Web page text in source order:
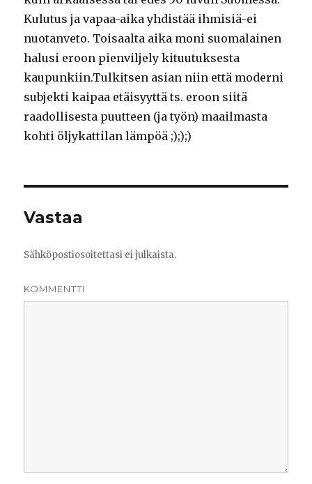
Kulutus ja vapaa-aika yhdistää ihmisiä-ei
nuotanveto. Toisaalta aika moni suomalainen
halusi eroon pienviljely kituutuksesta
kaupunkiin.Tulkitsen asian niin että moderni
subjekti kaipaa etäisyyttä ts. eroon siitä
raadollisesta puutteen (ja työn) maailmasta
kohti öljykattilan lämpöä ;););)
Vastaa
Sähköpostiosoitettasi ei julkaista.
KOMMENTTI